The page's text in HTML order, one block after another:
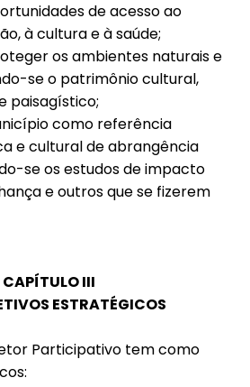
de acesso ao
à cultura e à saúde;
os ambientes naturais e
se o patrimônio cultural,
paisagístico;
como referência
e cultural de abrangência
se os estudos de impacto
e outros que se fizerem
CAPÍTULO III
ESTRATÉGICOS
Participativo tem como